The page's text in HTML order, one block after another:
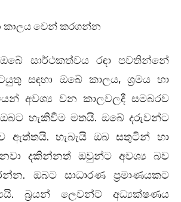
කාලය වෙන් කරගන්න
සාර්ථකත්වය රඳා පවතින්නේ
සඳහා ඔබේ කාලය, ශ්‍රමය හා
අවශ්‍ය වන කාලවලදී සමබරව
හැකිවීම මතයි. ඔබේ දරුවන්ට
ඇත්තයි. හැබැයි ඔබ සතුටින් හා
දකින්නත් ඔවුන්ට අවශ්‍ය බව
ඔබට සාධාරණ ප්‍රමාණයකට
බ්‍රයන් ලෙවන්ට් අධ්‍යක්ෂණය